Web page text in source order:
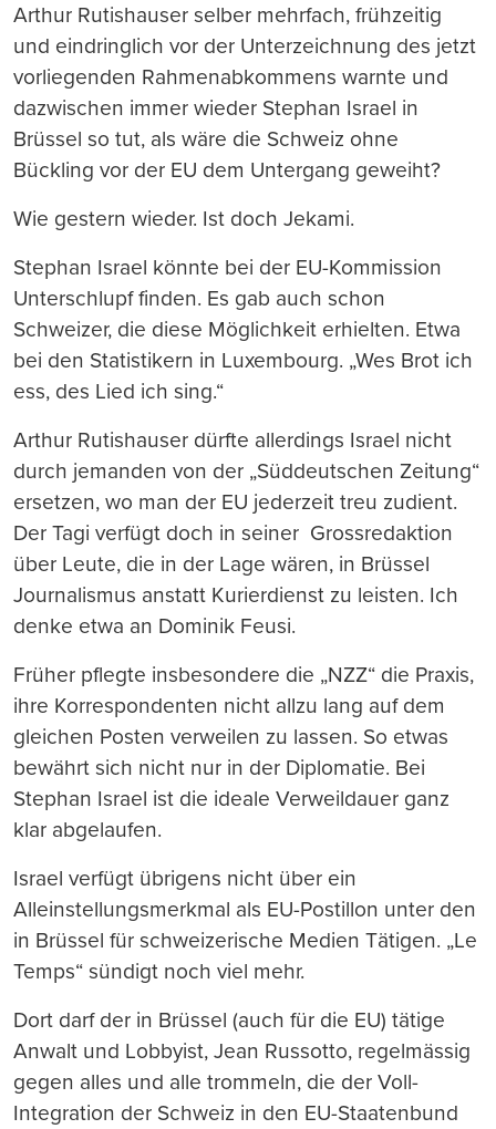
Arthur Rutishauser selber mehrfach, frühzeitig
und eindringlich vor der Unterzeichnung des jetzt
vorliegenden Rahmenabkommens warnte und
dazwischen immer wieder Stephan Israel in
Brüssel so tut, als wäre die Schweiz ohne
Bückling vor der EU dem Untergang geweiht?
Wie gestern wieder. Ist doch Jekami.
Stephan Israel könnte bei der EU-Kommission
Unterschlupf finden. Es gab auch schon
Schweizer, die diese Möglichkeit erhielten. Etwa
bei den Statistikern in Luxembourg. „Wes Brot ich
ess, des Lied ich sing.“
Arthur Rutishauser dürfte allerdings Israel nicht
durch jemanden von der „Süddeutschen Zeitung“
ersetzen, wo man der EU jederzeit treu zudient.
Der Tagi verfügt doch in seiner Grossredaktion
über Leute, die in der Lage wären, in Brüssel
Journalismus anstatt Kurierdienst zu leisten. Ich
denke etwa an Dominik Feusi.
Früher pflegte insbesondere die „NZZ“ die Praxis,
ihre Korrespondenten nicht allzu lang auf dem
gleichen Posten verweilen zu lassen. So etwas
bewährt sich nicht nur in der Diplomatie. Bei
Stephan Israel ist die ideale Verweildauer ganz
klar abgelaufen.
Israel verfügt übrigens nicht über ein
Alleinstellungsmerkmal als EU-Postillon unter den
in Brüssel für schweizerische Medien Tätigen. „Le
Temps“ sündigt noch viel mehr.
Dort darf der in Brüssel (auch für die EU) tätige
Anwalt und Lobbyist, Jean Russotto, regelmässig
gegen alles und alle trommeln, die der Voll-
Integration der Schweiz in den EU-Staatenbund